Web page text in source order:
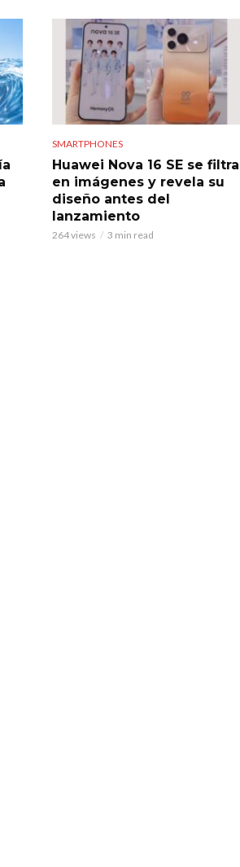
SMARTPHONES
Huawei Nova 16 SE se filtra
en imágenes y revela su
diseño antes del
lanzamiento
264 views 3 min read